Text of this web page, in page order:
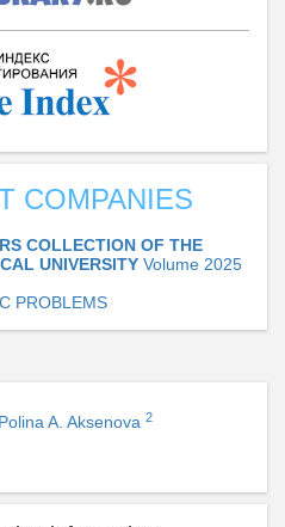
COMPANIES
COLLECTION OF THE
UNIVERSITY Volume 2025
PROBLEMS
Polina A. Aksenova 2